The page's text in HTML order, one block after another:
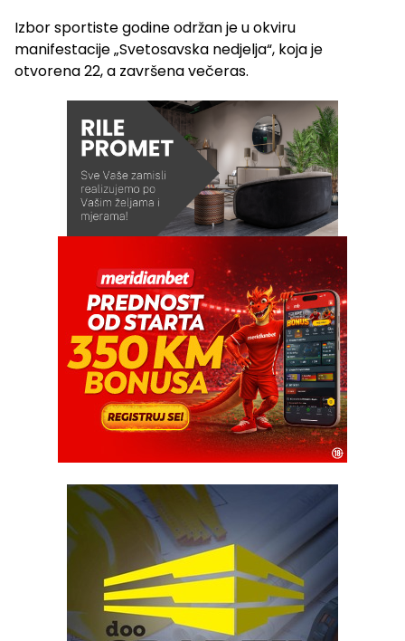
Izbor sportiste godine održan je u okviru
manifestacije „Svetosavska nedjelja“, koja je
otvorena 22, a završena večeras.